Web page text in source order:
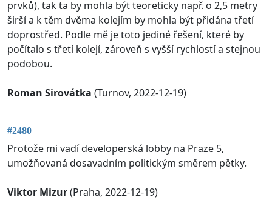
prvků), tak ta by mohla být teoreticky např. o 2,5 metry
širší a k těm dvěma kolejím by mohla být přidána třetí
doprostřed. Podle mě je toto jediné řešení, které by
počítalo s třetí kolejí, zároveň s vyšší rychlostí a stejnou
podobou.
Roman Sirovátka (Turnov, 2022-12-19)
#2480
Protože mi vadí developerská lobby na Praze 5,
umožňovaná dosavadním politickým směrem pětky.
Viktor Mizur(Praha, 2022-12-19)